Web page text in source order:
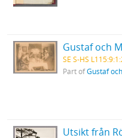
SE S-HS
Part ofGustaf
Utsikt från